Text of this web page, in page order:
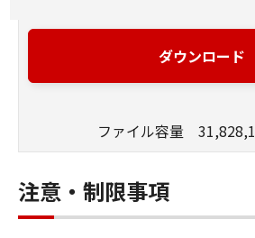
BE MADE BECAUSE THE
PROVIDED TO YOU AT NO
shall include storing, loading,
Software solely for the use
only on computers directly or
connected to the Products
ダウンロード
ファイル容量
注意・制限事項